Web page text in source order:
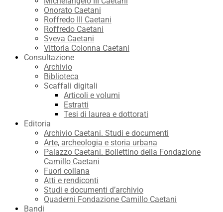
Onorato Caetani
Roffredo III Caetani
Roffredo Caetani
Sveva Caetani
Vittoria Colonna Caetani
Consultazione
Archivio
Biblioteca
Scaffali digitali
Articoli e volumi
Estratti
Tesi di laurea e dottorati
Editoria
Archivio Caetani. Studi e documenti
Arte, archeologia e storia urbana
Palazzo Caetani. Bollettino della Fondazione
Camillo Caetani
Fuori collana
Atti e rendiconti
Studi e documenti d’archivio
Quaderni Fondazione Camillo Caetani
Bandi